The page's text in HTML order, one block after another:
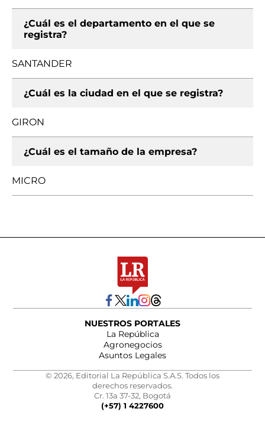
¿Cuál es el departamento en el que se
registra?
SANTANDER
¿Cuál es la ciudad en el que se registra?
GIRON
¿Cuál es el tamaño de la empresa?
MICRO
NUESTROS PORTALES
La República
Agronegocios
Asuntos Legales
© 2026, Editorial La República S.A.S. Todos los
derechos reservados.
Cr. 13a 37-32, Bogotá
(+57) 1 4227600